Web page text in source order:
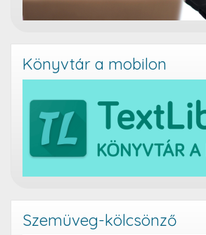
Könyvtár a mobilon
Szemüveg-kölcsönző